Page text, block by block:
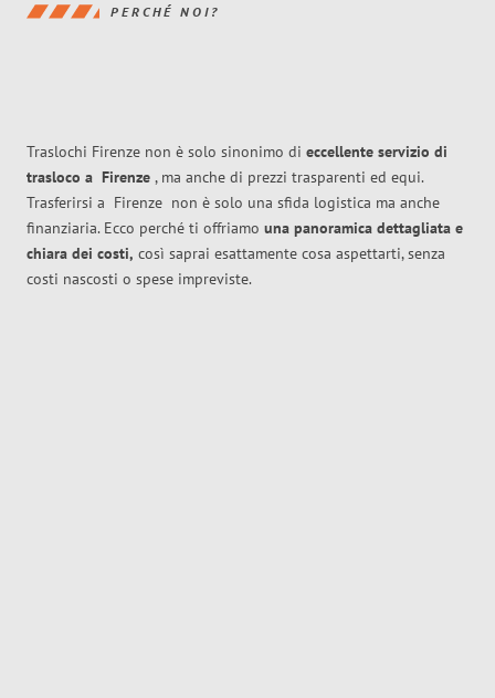
PERCHÉ NOI?
Traslochi Firenze non è solo sinonimo di eccellente servizio di
trasloco a Firenze , ma anche di prezzi trasparenti ed equi.
Trasferirsi a Firenze non è solo una sfida logistica ma anche
finanziaria. Ecco perché ti offriamo una panoramica dettagliata e
chiara dei costi, così saprai esattamente cosa aspettarti, senza
costi nascosti o spese impreviste.